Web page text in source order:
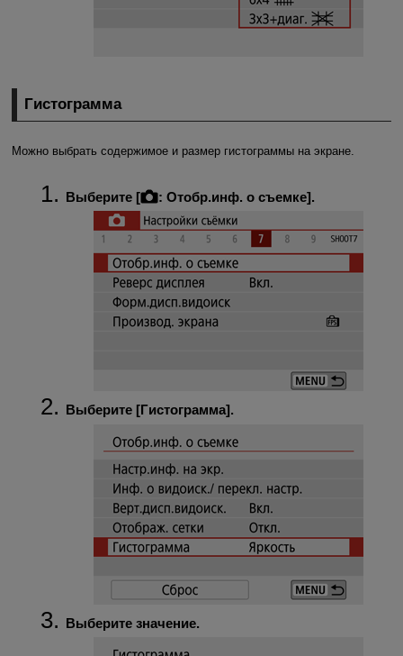
Гистограмма
Можно выбрать содержимое и размер гистограммы на экране.
Выберите [ : Отобр.инф. о съемке].
Выберите [Гистограмма].
Выберите значение.